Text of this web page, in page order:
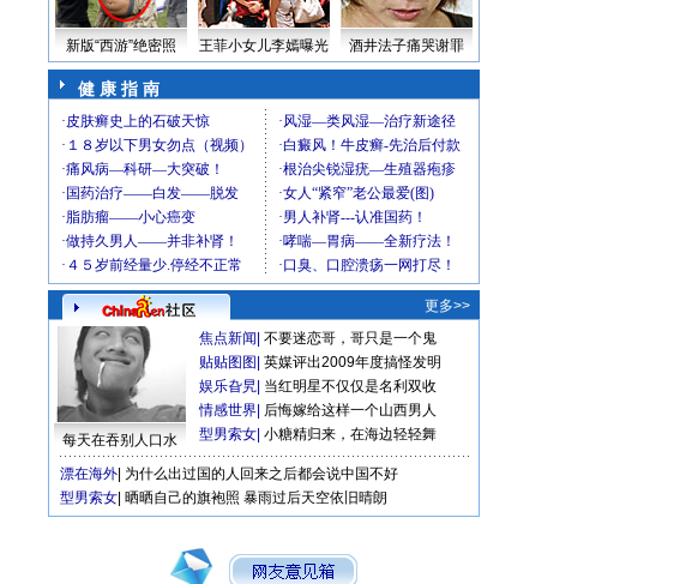
新版“西游”绝密照 王菲小女儿李嫣曝光 酒井法子痛哭谢罪
健 康 指 南
更多>>
每天在吞别人口水
焦点新闻 不要迷恋哥，哥只是一个鬼
贴贴图图 英媒评出2009年度搞怪发明
娱乐旮旯 当红明星不仅仅是名利双收
情感世界 后悔嫁给这样一个山西男人
型男索女 小糖精归来，在海边轻轻舞
漂在海外 为什么出过国的人回来之后都会说中国不好
型男索女 晒晒自己的旗袍照 暴雨过后天空依旧晴朗